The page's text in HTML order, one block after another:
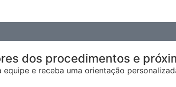
dos procedimentos e
equipe e receba uma orientação